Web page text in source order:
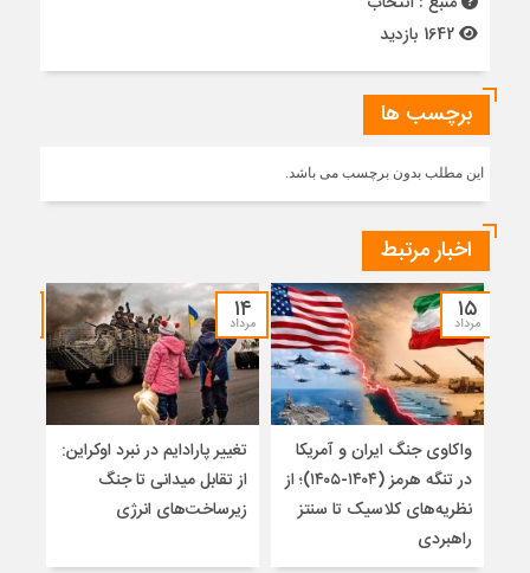
برچسب ها
این مطلب بدون برچسب می باشد.
اخبار مرتبط
۱۵
مرداد
واکاوی جنگ ایران و آمریکا
در تنگه هرمز (۱۴۰۴-۱۴۰۵)؛ از
نظریه‌های کلاسیک تا سنتز
راهبردی
۱۴
مرداد
تغییر پارادایم در نبرد اوکراین:
از تقابل میدانی تا جنگ
زیرساخت‌های انرژی